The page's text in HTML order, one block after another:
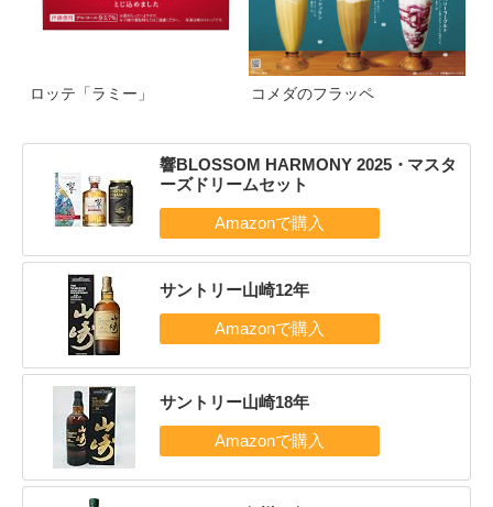
ロッテ「ラミー」 コメダのフラッペ
響BLOSSOM HARMONY 2025・マスタ
ーズドリームセット
サントリー山崎12年
サントリー山崎18年